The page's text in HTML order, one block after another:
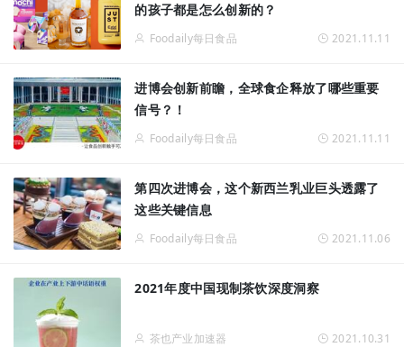
的孩子都是怎么创新的？
Foodaily每日食品 2021.11.11
进博会创新前瞻，全球食企释放了哪些重要
信号？！
Foodaily每日食品 2021.11.11
第四次进博会，这个新西兰乳业巨头透露了
这些关键信息
Foodaily每日食品 2021.11.06
2021年度中国现制茶饮深度洞察
茶也产业加速器 2021.10.31